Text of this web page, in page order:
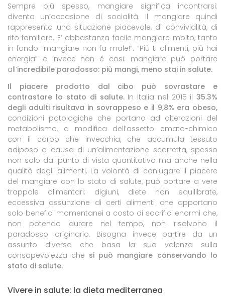
Sempre più spesso, mangiare significa incontrarsi:
diventa un’occasione di socialità. Il mangiare quindi
rappresenta una situazione piacevole, di convivialità, di
rito familiare. E’ abbastanza facile mangiare molto, tanto
in fondo “mangiare non fa male!”. “Più ti alimenti, più hai
energia” e invece non è cosi: mangiare può portare
all’incredibile paradosso: più mangi, meno stai in salute.
Il piacere prodotto dal cibo può sovrastare e
contrastare lo stato di salute. In Italia nel 2015 il 35.3%
degli adulti risultava in sovrappeso e il 9,8% era obeso,
condizioni patologiche che portano ad alterazioni del
metabolismo, a modifica dell’assetto emato-chimico
con il corpo che invecchia, che accumula tessuto
adiposo a causa di un’alimentazione scorretta, spesso
non solo dal punto di vista quantitativo ma anche nella
qualità degli alimenti. La volontà di coniugare il piacere
del mangiare con lo stato di salute, può portare a vere
trappole alimentari: digiuni, diete non equilibrate,
eccessiva assunzione di certi alimenti che apportano
solo benefici momentanei a costo di sacrifici enormi che,
non potendo durare nel tempo, non risolvono il
paradosso originario. Bisogna invece partire da un
assunto diverso che basa la sua valenza sulla
consapevolezza che si può mangiare conservando lo
stato di salute.
Vivere in salute: la dieta mediterranea